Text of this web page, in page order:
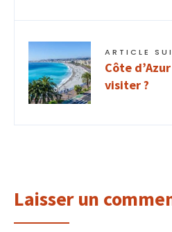
ARTICLE
Côte
visiter ?
Laisser un